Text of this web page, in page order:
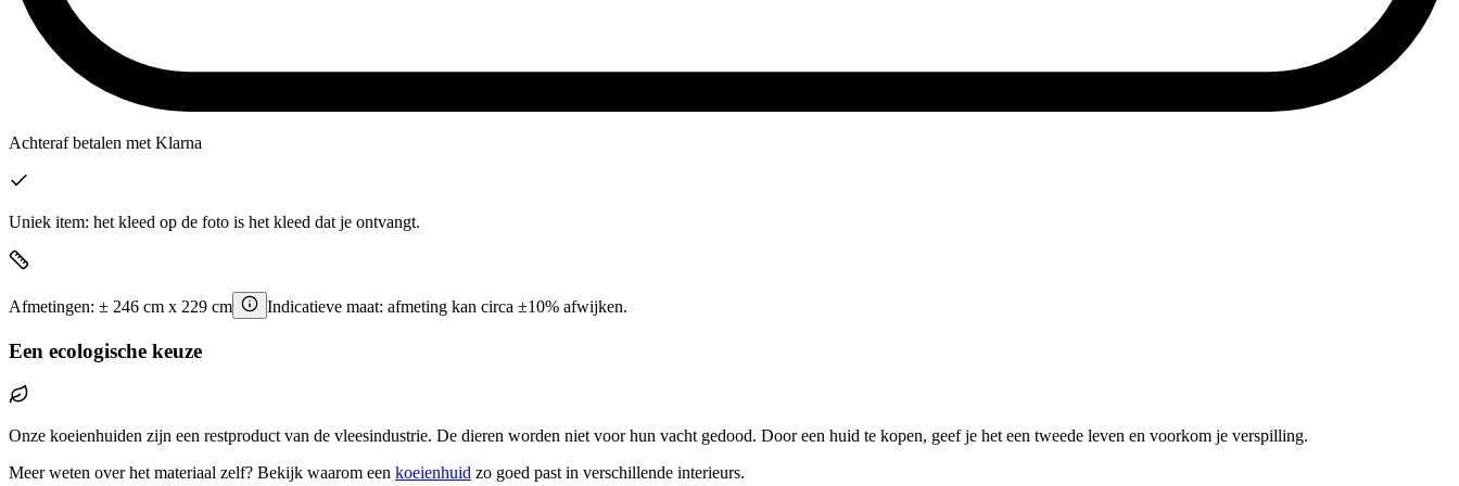
Achteraf betalen met Klarna
Uniek item: het kleed op de foto is het kleed dat je ontvangt.
Afmetingen: ± 246 cm x 229 cm Indicatieve maat: afmeting kan circa ±10% afwijken.
Een ecologische keuze
Onze koeienhuiden zijn een restproduct van de vleesindustrie. De dieren worden niet voor hun vacht gedood. Door een huid te kopen, geef je het een tweede leven en voorkom je verspilling.
Meer weten over het materiaal zelf? Bekijk waarom een koeienhuid zo goed past in verschillende interieurs.